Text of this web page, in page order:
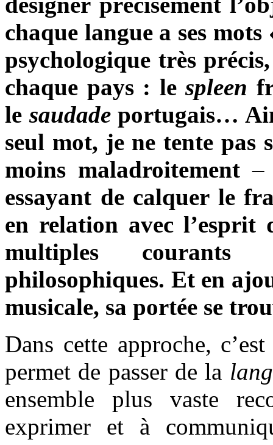
chaque langue a ses
psychologique très
chaque pays : le spleen
le saudadeportugais…
seul mot, je ne tente pas
moins maladroitement–
essayant de calquer le
en relation avec
multiples courants
philosophiques. Et en
musicale, sa portée se
Dans cette approche,
permet de passer de la
ensemble plus vaste
exprimer et à